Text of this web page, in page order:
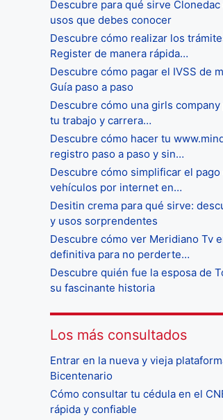
Descubre para qué sirve
usos que debes conocer
Descubre cómo realizar los
Register de manera rápida…
Descubre cómo pagar el IVSS de
Guía paso a paso
Descubre cómo una girls
tu trabajo y carrera…
Descubre cómo hacer tu
registro paso a paso y sin…
Descubre cómo simplificar el
vehículos por internet en…
Desitin crema para qué sirve:
y usos sorprendentes
Descubre cómo ver Meridiano Tv
definitiva para no perderte…
Descubre quién fue la esposa de
su fascinante historia
Los más consultados
Entrar en la nueva y vieja
Bicentenario
Cómo consultar tu cédula en el
rápida y confiable